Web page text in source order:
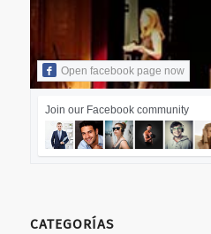
Open facebook page now
Join our Facebook community
CATEGORÍAS